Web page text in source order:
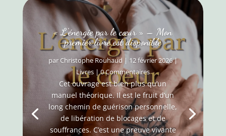
« L’énergie par le cœur » – Mon
premier livre est disponible
par Christophe Rouhaud | 12 février 2026|
Livres| 0 Commentaires
Cet ouvrage est bien plus qu’un
manuel théorique. Il est le fruit d’un
long chemin de guérison personnelle,
de libération de blocages et de
souffrances. C’est une preuve vivante